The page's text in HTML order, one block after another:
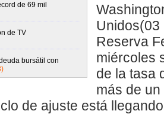
de 69 mil
de TV
bursátil con
Unidos(03
Reserva
miércoles
de la tasa
más de
de ajuste está